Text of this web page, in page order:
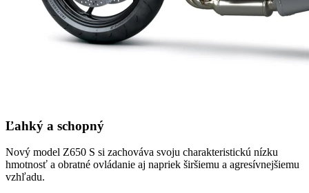
Ľahký a schopný
Nový model Z650 S si zachováva svoju charakteristickú nízku
hmotnosť a obratné ovládanie aj napriek širšiemu a agresívnejšiemu
vzhľadu.